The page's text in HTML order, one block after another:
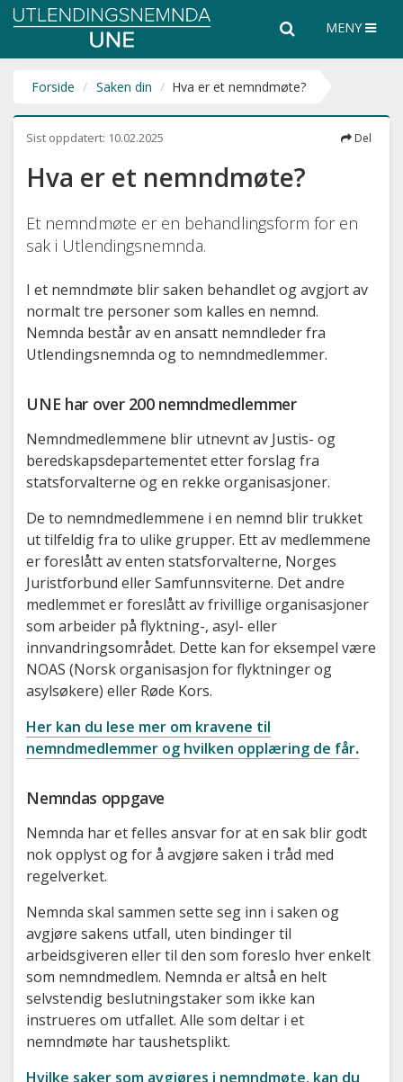
Utlendingsnemnda
hele
nettsiden
Søk MENY
Forside Saken din Hva er et nemndmøte?
Sist oppdatert: 10.02.2025 Del
Hva er et nemndmøte?
Et nemndmøte er en behandlingsform for en
sak i Utlendingsnemnda.
I et nemndmøte blir saken behandlet og avgjort av
normalt tre personer som kalles en nemnd.
Nemnda består av en ansatt nemndleder fra
Utlendingsnemnda og to nemndmedlemmer.
UNE har over 200 nemndmedlemmer
Nemndmedlemmene blir utnevnt av Justis- og
beredskapsdepartementet etter forslag fra
statsforvalterne og en rekke organisasjoner.
De to nemndmedlemmene i en nemnd blir trukket
ut tilfeldig fra to ulike grupper. Ett av medlemmene
er foreslått av enten statsforvalterne, Norges
Juristforbund eller Samfunnsviterne. Det andre
medlemmet er foreslått av frivillige organisasjoner
som arbeider på flyktning-, asyl- eller
innvandringsområdet. Dette kan for eksempel være
NOAS (Norsk organisasjon for flyktninger og
asylsøkere) eller Røde Kors.
Her kan du lese mer om kravene til
nemndmedlemmer og hvilken opplæring de får.
Nemndas oppgave
Nemnda har et felles ansvar for at en sak blir godt
nok opplyst og for å avgjøre saken i tråd med
regelverket.
Nemnda skal sammen sette seg inn i saken og
avgjøre sakens utfall, uten bindinger til
arbeidsgiveren eller til den som foreslo hver enkelt
som nemndmedlem. Nemnda er altså en helt
selvstendig beslutningstaker som ikke kan
instrueres om utfallet. Alle som deltar i et
nemndmøte har taushetsplikt.
Hvilke saker som avgjøres i nemndmøte, kan du